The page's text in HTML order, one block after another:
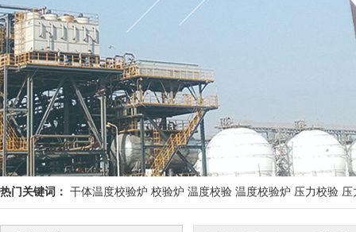
热门关键词： 干体温度校验炉 校验炉 温度校验 温度校验炉 压力校验 压